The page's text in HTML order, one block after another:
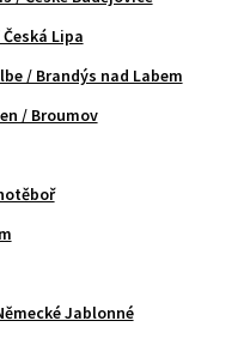
Lipa
/ Brandýs nad Labem
/ Broumov
Jablonné